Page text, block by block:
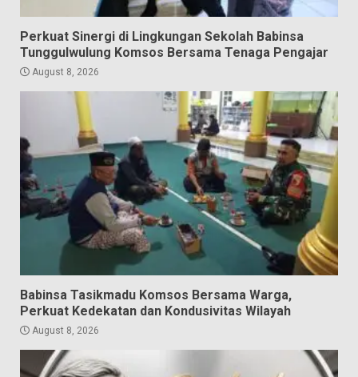
Perkuat Sinergi di Lingkungan Sekolah Babinsa
Tunggulwulung Komsos Bersama Tenaga Pengajar
August 8, 2026
Babinsa Tasikmadu Komsos Bersama Warga,
Perkuat Kedekatan dan Kondusivitas Wilayah
August 8, 2026